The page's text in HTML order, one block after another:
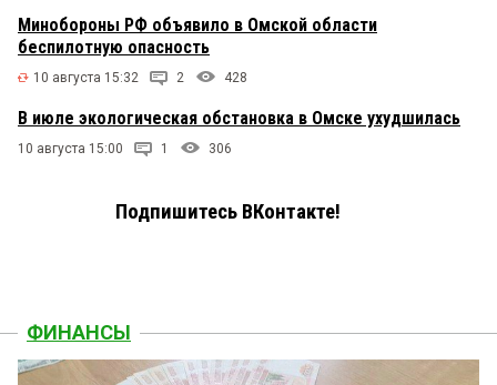
Минобороны РФ объявило в Омской области
беспилотную опасность
10 августа 15:32 2 428
В июле экологическая обстановка в Омске ухудшилась
10 августа 15:00 1 306
Подпишитесь ВКонтакте!
ФИНАНСЫ